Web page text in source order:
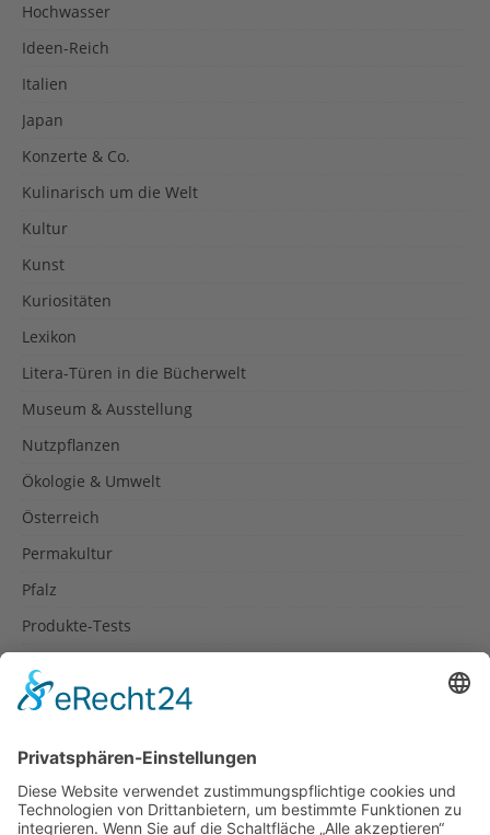
Hochwasser
Ideen-Reich
Italien
Japan
Konzerte & Co.
Kulinarisch um die Welt
Kultur
Kunst
Kuriositäten
Lexikon
Litera-Türen in die Bücherwelt
Museum & Ausstellung
Nutzpflanzen
Ökologie & Umwelt
Österreich
Permakultur
Pfalz
Produkte-Tests
Rezepte
Spanien
Südtirol